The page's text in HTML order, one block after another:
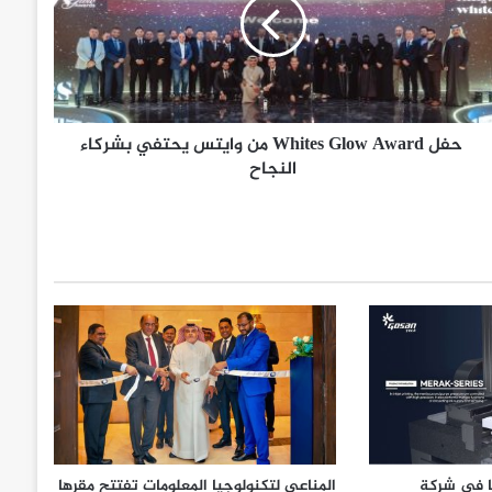
ل
i
t
e
d
حفل Whites Glow Award من وايتس يحتفي بشركاء
النجاح
في شركة المناعي لتكنولوجيا المعلومات تفتتح مقرها